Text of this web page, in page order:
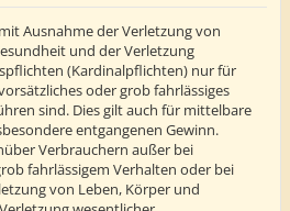
Ausnahme der Verletzung von
und der Verletzung
(Kardinalpflichten) nur für
oder grob fahrlässiges
sind. Dies gilt auch für mittelbare
entgangenen Gewinn.
Verbrauchern außer bei
fahrlässigem Verhalten oder bei
von Leben, Körper und